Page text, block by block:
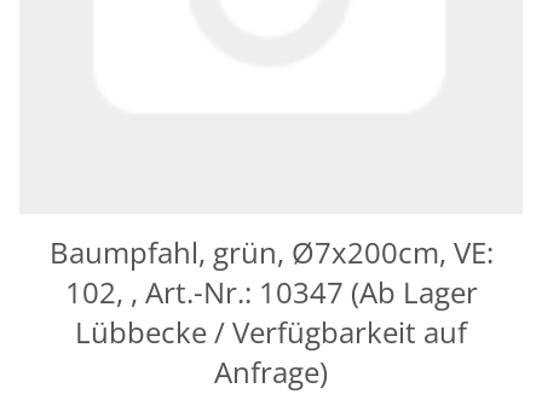
Baumpfahl, grün, Ø7x200cm, VE:
102, , Art.-Nr.: 10347 (Ab Lager
Lübbecke / Verfügbarkeit auf
Anfrage)